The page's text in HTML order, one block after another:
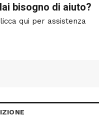
bisogno di aiuto?
qui per assistenza